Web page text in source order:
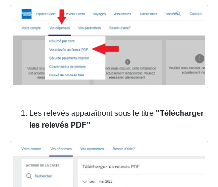
Les relevés apparaîtront sous le titre "Télécharger
les relevés PDF"